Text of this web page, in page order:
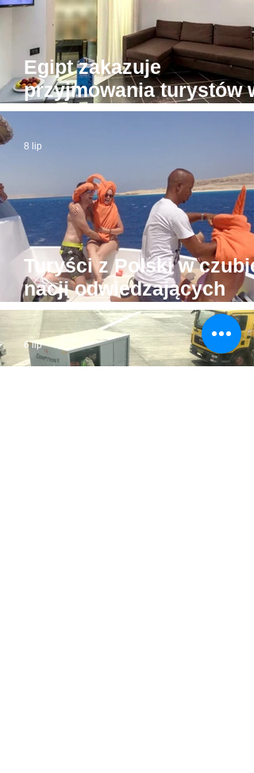
Egipt zakazuje
przyjmowania turystów w
apartamentach bez
Turyści z Polski w czubie
nacji odwiedzających
Hurghadę
8 lip
6 lip